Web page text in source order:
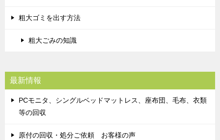
粗大ゴミを出す方法
粗大ごみの知識
最新情報
PCモニタ、シングルベッドマットレス、座布団、毛布、衣類
等の回収
原付の回収・処分ご依頼 お客様の声